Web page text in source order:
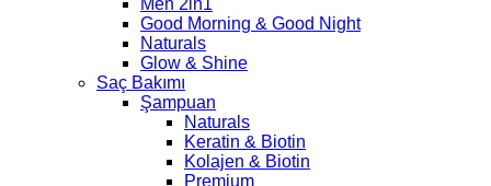
Good Morning & Good Night
Naturals
Glow & Shine
Saç Bakımı
Şampuan
Naturals
Keratin & Biotin
Kolajen & Biotin
Premium